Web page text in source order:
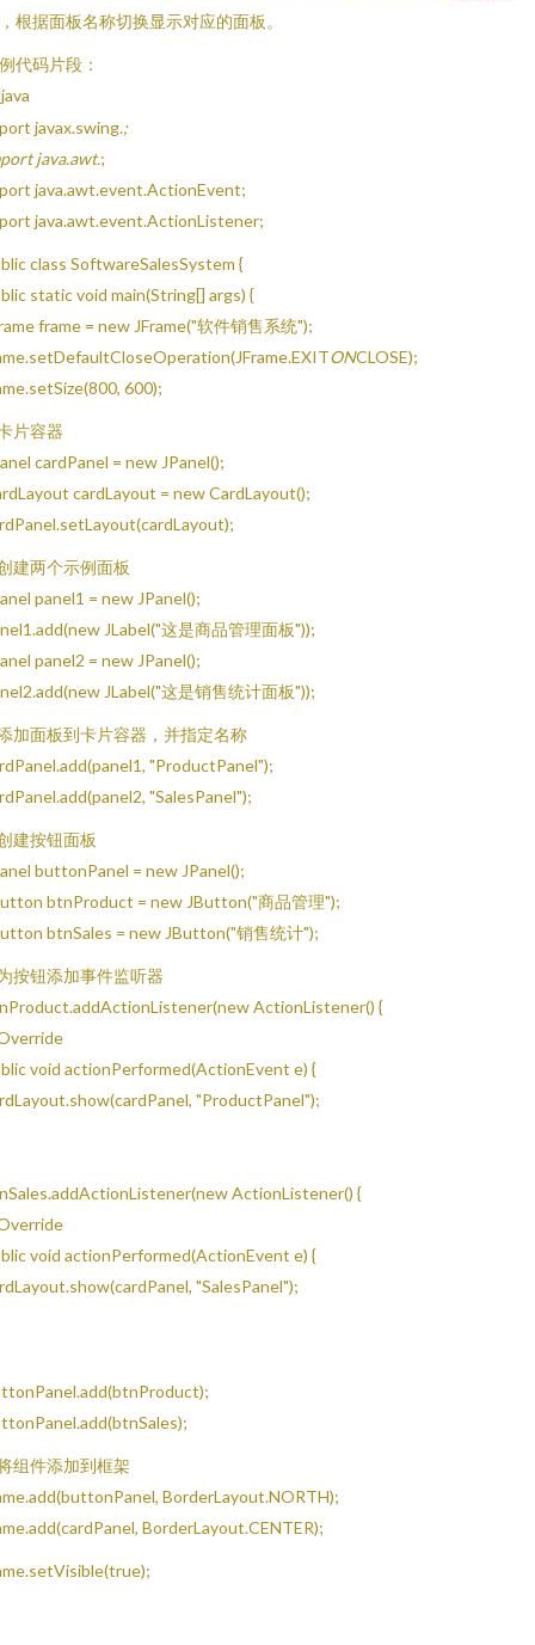
根据面板名称切换显示对应的面板。
代码片段：
java
javax.swing.;
java.awt.;
java.awt.event.ActionEvent;
java.awt.event.ActionListener;
class SoftwareSalesSystem {
static void main(String[] args) {
frame = new JFrame("软件销售系统");
ONCLOSE);
600);
片容器
cardPanel = new JPanel();
cardLayout = new CardLayout();
建两个示例面板
panel1 = new JPanel();
JLabel("这是商品管理面板"));
panel2 = new JPanel();
JLabel("这是销售统计面板"));
加面板到卡片容器，并指定名称
"ProductPanel");
"SalesPanel");
建按钮面板
buttonPanel = new JPanel();
btnProduct = new JButton("商品管理");
btnSales = new JButton("销售统计");
按钮添加事件监听器
ActionListener() {
void actionPerformed(ActionEvent e) {
"ProductPanel");
ActionListener() {
void actionPerformed(ActionEvent e) {
"SalesPanel");
组件添加到框架
BorderLayout.NORTH);
BorderLayout.CENTER);